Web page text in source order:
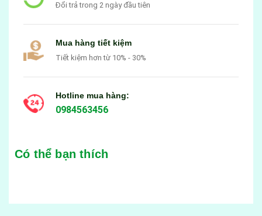
Đổi trả trong 2 ngày đầu tiên
Mua hàng tiết kiệm
Tiết kiệm hơn từ 10% - 30%
Hotline mua hàng:
0984563456
Có thể bạn thích